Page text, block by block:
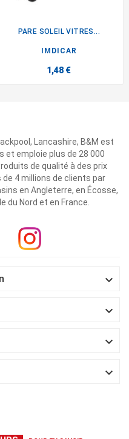
PARE SOLEIL VITRES...
IMDICAR
1,48 €
Lancashire, B&M est
et emploie plus de 28 000
de qualité à des prix
4 millions de clients par
en Angleterre, en Écosse,
du Nord et en France.



